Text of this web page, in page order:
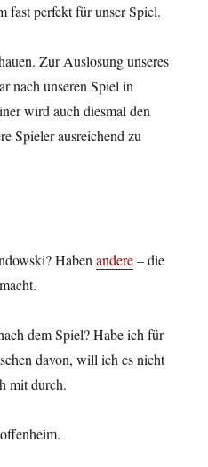
fast perfekt für unser Spiel.
Zur Auslosung unseres
nach unseren Spiel in
wird auch diesmal den
Spieler ausreichend zu
Habenandere– die
dem Spiel? Habe ich für
davon, will ich es nicht
mit durch.